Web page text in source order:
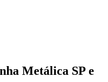
Metálica SP e